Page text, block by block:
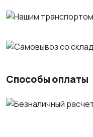
Способы оплаты